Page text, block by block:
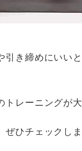
き締めにいい
レーニングが
ひチェックしま